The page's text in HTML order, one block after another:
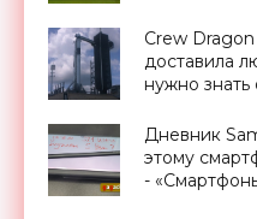
Crew
доставила
нужно
Дневник
этому
-